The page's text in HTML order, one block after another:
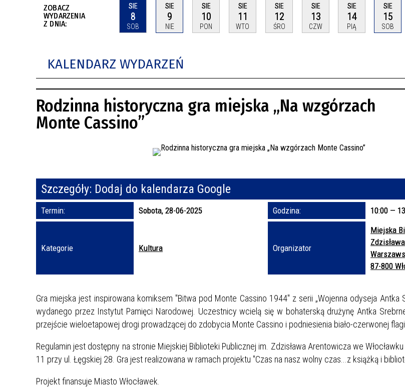
WE WŁOCŁAWKU
ZOBACZ
WYDARZENIA
Z DNIA:
SIE
8
SOB
SIE
9
NIE
SIE
10
PON
SIE
11
WTO
SIE
12
ŚRO
SIE
13
CZW
SIE
14
PIĄ
SIE
15
SOB
KALENDARZ WYDARZEŃ
Rodzinna historyczna gra miejska „Na wzgórzach
Monte Cassino”
Szczegóły: Dodaj do kalendarza Google
Termin: Sobota, 28-06-2025 Godzina: 10:00 —
Kategorie Kultura Organizator
Miejska
87-800
Gra miejska jest inspirowana komiksem "Bitwa pod Monte Cassino 1944" z serii „Wojenna odyseja Antka
wydanego przez Instytut Pamięci Narodowej. Uczestnicy wcielą się w bohaterską drużynę Antka
przejście wieloetapowej drogi prowadzącej do zdobycia Monte Cassino i podniesienia biało-czerwonej flagi
Regulamin jest dostępny na stronie Miejskiej Biblioteki Publicznej im. Zdzisława Arentowicza we
11 przy ul. Łęgskiej 28. Gra jest realizowana w ramach projektu "Czas na nasz wolny czas...z książką i
Projekt finansuje Miasto Włocławek.